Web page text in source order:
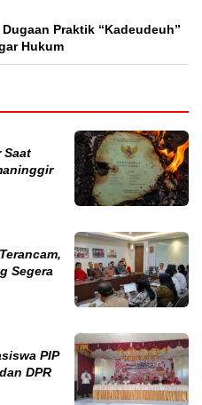
Praktik “Kadeudeuh”
Hukum
Saat
Segera
PIP
DPR